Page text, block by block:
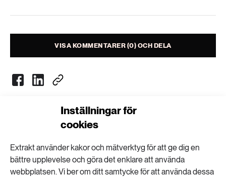
Inställningar för
cookies
Extrakt använder kakor och mätverktyg för att ge dig en
bättre upplevelse och göra det enklare att använda
webbplatsen. Vi ber om ditt samtycke för att använda dessa
Livsstil & konsumtion
Mat & jordbruk
Skog
Social hållbarhet
Transport
Landsbygd
939 ARTIKLAR
Livsstil & konsumtion
Mat & jordbruk
262 ARTIKLAR
Skog
VISA KOMMENTARER (0) OCH DELA
Nyhetsbrev
Få kunskapen, idéerna och de nya lösningarna
för ett hållbart samhälle.